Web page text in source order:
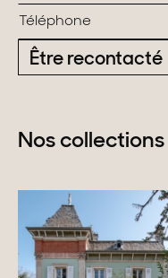
Être recontacté
Nos collections